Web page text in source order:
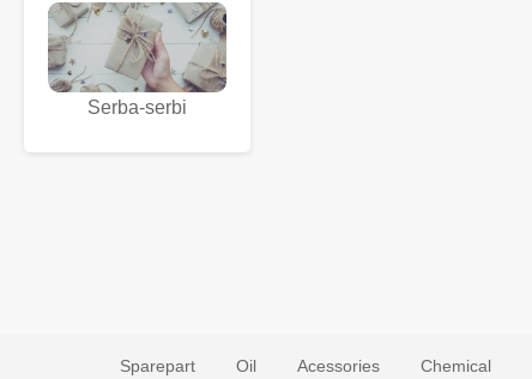
Serba-serbi
Sparepart Oil Acessories Chemical